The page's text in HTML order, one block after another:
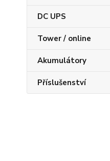
DC UPS
Tower / online
Akumulátory
Příslušenství